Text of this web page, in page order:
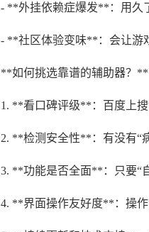
- **外挂依赖症爆发**：用久
- **社区体验变味**：会让游
**如何挑选靠谱的辅助器？**
1. **看口碑评级**：百度上搜
2. **检测安全性**：有没有“
3. **功能是否全面**：只要“
4. **界面操作友好度**：操作